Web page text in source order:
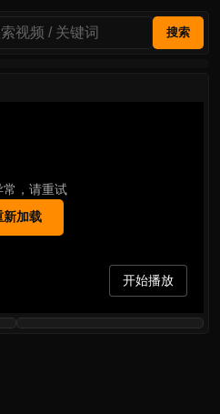
搜索
常，请重试
新加载
开始播放